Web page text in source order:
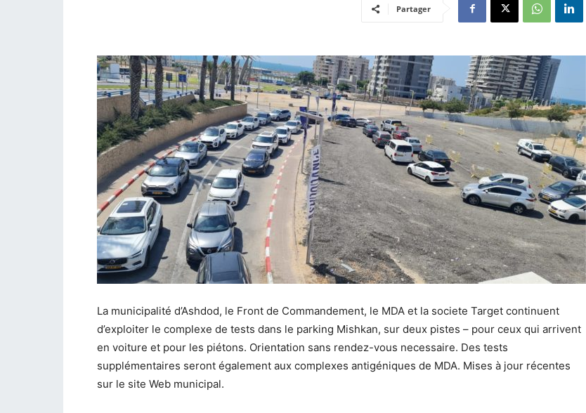
Partager
La municipalité d’Ashdod, le Front de Commandement, le MDA et la societe Target continuent
d’exploiter le complexe de tests dans le parking Mishkan, sur deux pistes – pour ceux qui arrivent
en voiture et pour les piétons. Orientation sans rendez-vous necessaire. Des tests
supplémentaires seront également aux complexes antigéniques de MDA. Mises à jour récentes
sur le site Web municipal.